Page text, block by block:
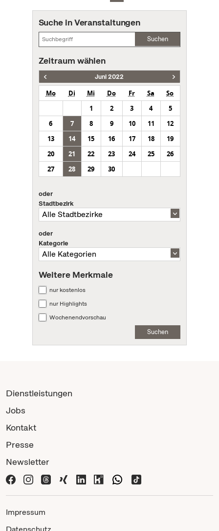
Suche in Veranstaltungen
Suchen
Zeitraum wählen
Juni 2022
Mo Di Mi Do Fr Sa
So
1
2 3 4
5
6
7 8 9 10 11
12
13
14 15 16 17 18
19
20
21 22 23 24 25
26
27
28 29 30
oder
Stadtbezirk
oder
Kategorie
Weitere Merkmale
nur kostenlos
nur Highlights
Wochenendvorschau
Suchen
Dienstleistungen
Jobs
Kontakt
Presse
Newsletter
Impressum